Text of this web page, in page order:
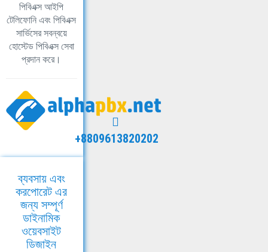
পিবিএক্স আইপি
টেলিফোনি এবং পিবিএক্স
সার্ভিসের সবন্বয়ে
হোস্টেড পিবিএক্স সেবা
প্রদান করে।
+8809613820202
ব্যবসায় এবং
করপোরেট এর
জন্য সম্পূর্ণ
ডাইনামিক
ওয়েবসাইট
ডিজাইন